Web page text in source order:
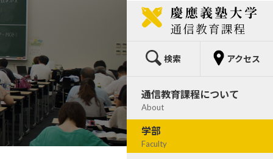
検索 アクセス
通信教育課程について
About
塾長からのメッセージ
通信教育部長からのメッセージ
通信教育部の沿革
理念について
慶友会について
校舎・施設紹介
学部
Faculty
文学部
法学部
科目等履修生
講義要綱（シラバス）
正科生・科目等履修生・教職
学習開始までの流れ
入学資格と修業年限・在学年限
学費シミュレーション
取得できる資格一覧
入学説明会情報
学習の流れ
通信授業（テキスト）
面接授業（スクーリング）
卒業論文・卒業試験
年間スケジュール
学習サポート・奨学制度
教員コラム
日本全国の慶應義塾
独学力－慶應通信から東大教授へ